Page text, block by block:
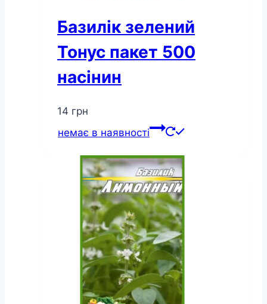
Базилік зелений
Тонус пакет 500
насінин
14 грн
немає в наявності